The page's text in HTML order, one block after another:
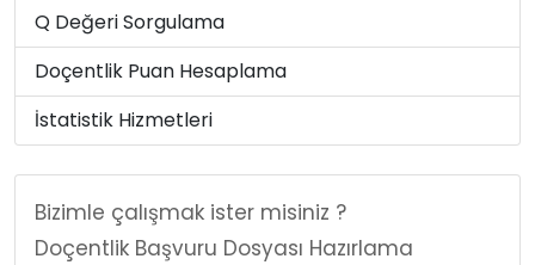
Q Değeri Sorgulama
Doçentlik Puan Hesaplama
İstatistik Hizmetleri
Bizimle çalışmak ister misiniz ?
Doçentlik Başvuru Dosyası Hazırlama